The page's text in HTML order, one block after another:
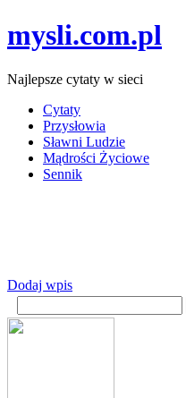
mysli.com.pl
Najlepsze cytaty w sieci
Cytaty
Przysłowia
Sławni Ludzie
Mądrości Życiowe
Sennik
Dodaj wpis